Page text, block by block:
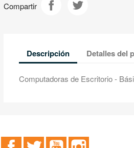
Compartir
Descripción Detalles del
Computadoras de Escritorio -
FacebookTwitter YouTube